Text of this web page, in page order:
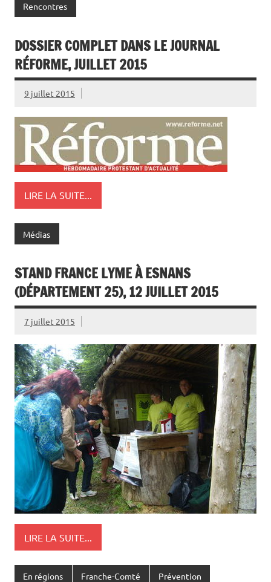
Rencontres
DOSSIER COMPLET DANS LE JOURNAL
RÉFORME, JUILLET 2015
9 juillet 2015
LIRE LA SUITE...
Médias
STAND FRANCE LYME À ESNANS
(DÉPARTEMENT 25), 12 JUILLET 2015
7 juillet 2015
LIRE LA SUITE...